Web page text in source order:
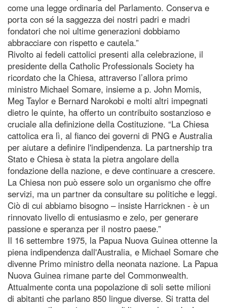
come una legge ordinaria del Parlamento. Conserva e
porta con sé la saggezza dei nostri padri e madri
fondatori che noi ultime generazioni dobbiamo
abbracciare con rispetto e cautela.”
Rivolto ai fedeli cattolici presenti alla celebrazione, il
presidente della Catholic Professionals Society ha
ricordato che la Chiesa, attraverso l’allora primo
ministro Michael Somare, insieme a p. John Momis,
Meg Taylor e Bernard Narokobi e molti altri impegnati
dietro le quinte, ha offerto un contribuito sostanzioso e
cruciale alla definizione della Costituzione. “La Chiesa
cattolica era lì, al fianco dei governi di PNG e Australia
per aiutare a definire l'indipendenza. La partnership tra
Stato e Chiesa è stata la pietra angolare della
fondazione della nazione, e deve continuare a crescere.
La Chiesa non può essere solo un organismo che offre
servizi, ma un partner da consultare su politiche e leggi.
Ciò di cui abbiamo bisogno – insiste Harricknen - è un
rinnovato livello di entusiasmo e zelo, per generare
passione e speranza per il nostro paese.”
Il 16 settembre 1975, la Papua Nuova Guinea ottenne la
piena indipendenza dall'Australia, e Michael Somare che
divenne Primo ministro della neonata nazione. La Papua
Nuova Guinea rimane parte del Commonwealth.
Attualmente conta una popolazione di soli sette milioni
di abitanti che parlano 850 lingue diverse. Si tratta del